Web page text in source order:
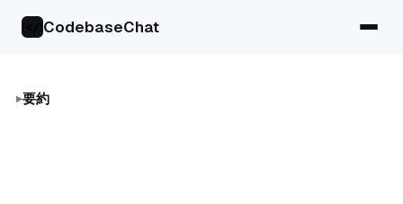
要約
</>CodebaseChat